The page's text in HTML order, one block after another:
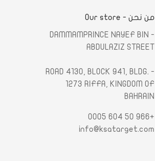
من نحن - Our store
- DAMMAMPRINCE NAYEF BIN
ABDULAZIZ STREET
- ROAD 4130, BLOCK 941, BLDG.
1273 RIFFA, KINGDOM OF
BAHRAIN
+966 50 604 0005
info@ksatarget.com